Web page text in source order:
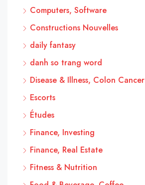
Computers, Software
Constructions Nouvelles
daily fantasy
danh so trang word
Disease & Illness, Colon Cancer
Escorts
Études
Finance, Investing
Finance, Real Estate
Fitness & Nutrition